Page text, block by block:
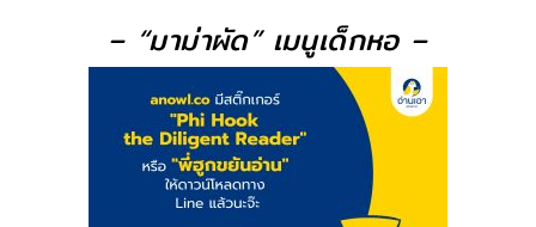
– “มาม่าผัด” เมนูเด็กหอ –